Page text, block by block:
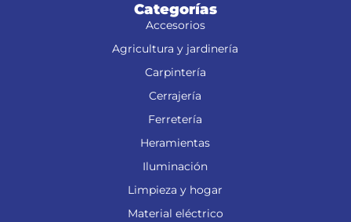
Categorías
Accesorios
Agricultura y jardinería
Carpintería
Cerrajería
Ferretería
Heramientas
Iluminación
Limpieza y hogar
Material eléctrico